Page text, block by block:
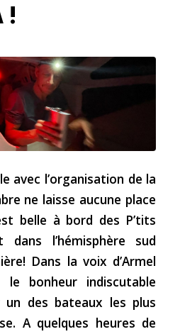
!
avec l’organisation de la
ne laisse aucune place
belle à bord des P’tits
l’hémisphère sud
Dans la voix d’Armel
bonheur indiscutable
un des bateaux les plus
A quelques heures de